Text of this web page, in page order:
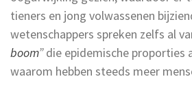
tieners en jong volwassenen
wetenschappers spreken zelfs al
boom”die epidemische proporties
waarom hebben steeds meer